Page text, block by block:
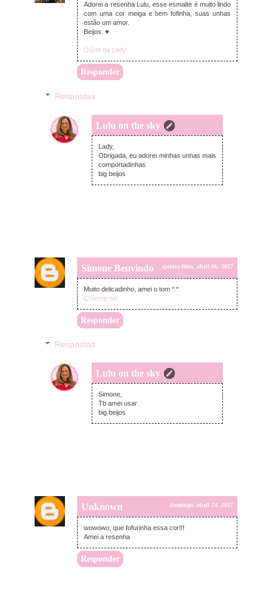
Adorei a resenha Lulu, esse esmalte é muito lindo
com uma cor meiga e bem fofinha, suas unhas
estão um amor.
Beijos. ♥
Diário da Lady
Responder
Respostas
Lulu on the sky
quinta-feira, abril 06, 2017
Lady,
Obrigada, eu adorei minhas unhas mais
comportadinhas
big beijos
Simone Benvindo quinta-feira, abril 06, 2017
Muito delicadinho, amei o tom *.*
Charme-se
Responder
Respostas
Lulu on the sky
quinta-feira, abril 06, 2017
Simone,
Tb amei usar
big beijos
Unknown domingo, abril 23, 2017
wowowo, que fofurinha essa cor!!!
Amei a resenha
Responder